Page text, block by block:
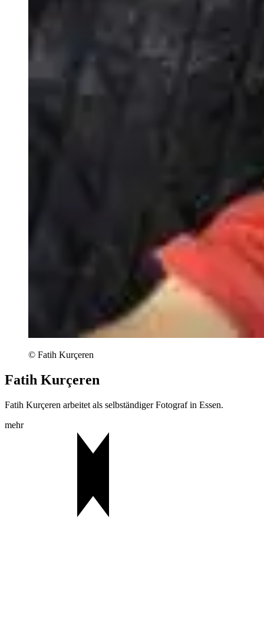
© Fatih Kurçeren
Fatih Kurçeren
Fatih Kurçeren arbeitet als selbständiger Fotograf in Essen.
mehr